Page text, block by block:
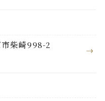
柴崎998-2